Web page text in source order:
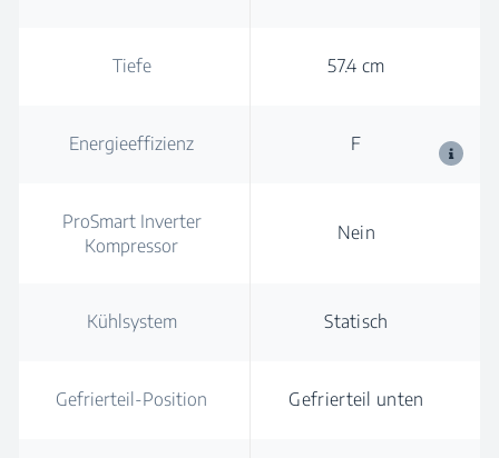
Tiefe 57.4 cm
Energieeffizienz F
ProSmart Inverter
Kompressor
Nein
Kühlsystem Statisch
Gefrierteil-Position Gefrierteil unten